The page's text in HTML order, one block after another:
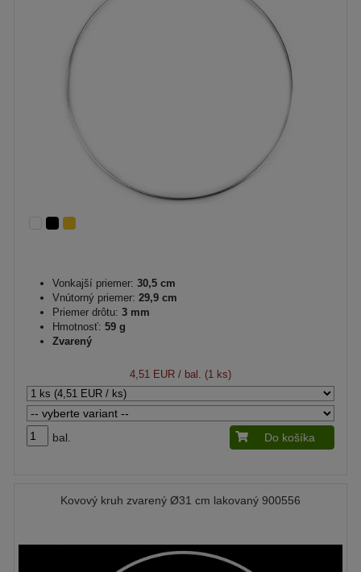
Vonkajší priemer: 30,5 cm
Vnútorný priemer: 29,9 cm
Priemer drôtu: 3 mm
Hmotnosť: 59 g
Zvarený
4,51 EUR / bal. (1 ks)
bal. Do košíka
Kovový kruh zvarený Ø31 cm lakovaný 900556